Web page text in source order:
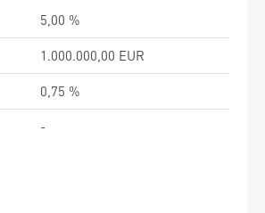
5,00 %
1.000.000,00 EUR
0,75 %
-